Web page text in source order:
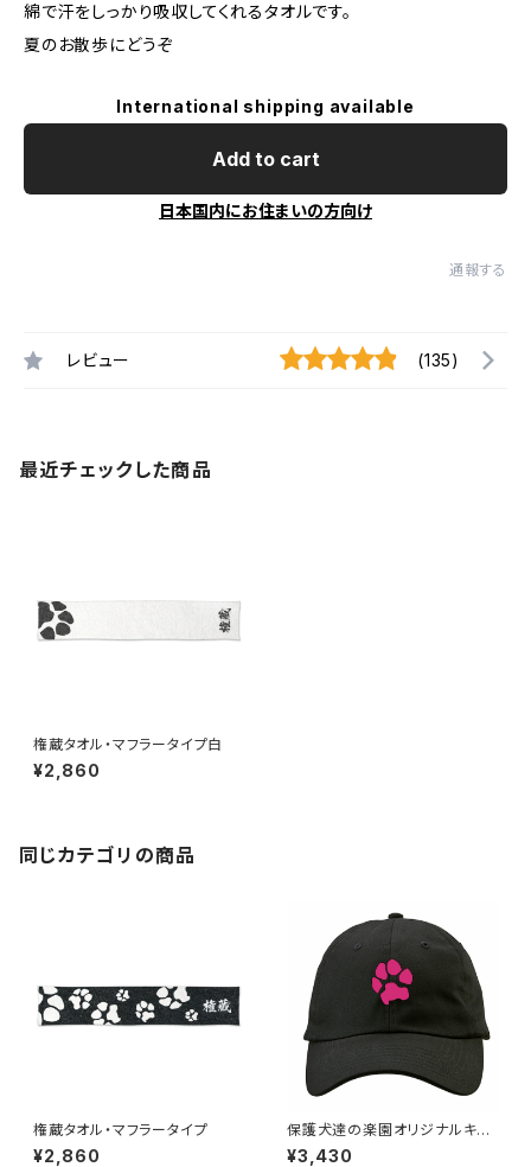
綿で汗をしっかり吸収してくれるタオルです。
夏のお散歩にどうぞ
International shipping available
Add to cart
日本国内にお住まいの方向け
通報する
レビュー (135)
最近チェックした商品
権蔵タオル・マフラータイプ白
¥2,860
同じカテゴリの商品
権蔵タオル・マフラータイプ
¥2,860
保護犬達の楽園オリジナルキャ
ップブラック＆ＰＩＮＫロゴ
¥3,430